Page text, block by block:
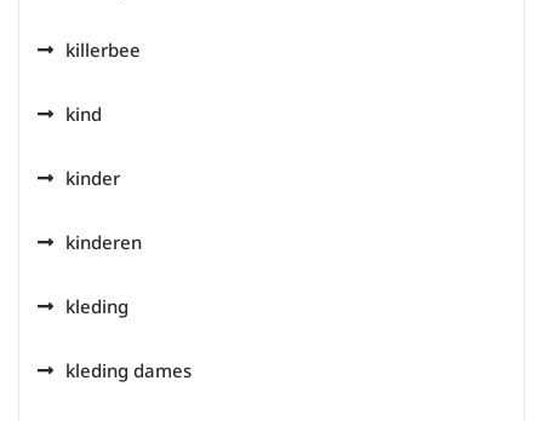
killerbee
kind
kinder
kinderen
kleding
kleding dames